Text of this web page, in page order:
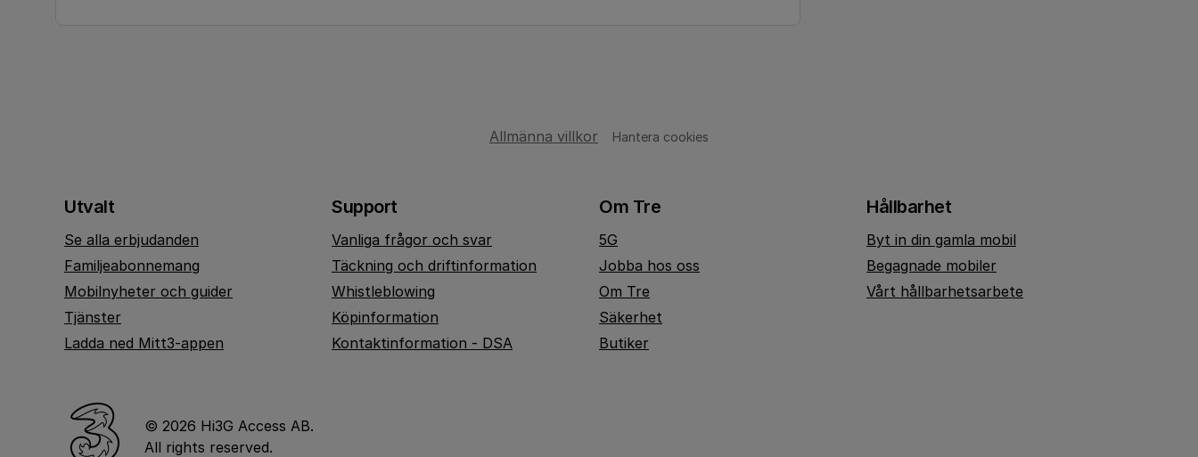
Allmänna villkor Hantera cookies
Utvalt
Se alla erbjudanden
Familjeabonnemang
Mobilnyheter och guider
Tjänster
Ladda ned Mitt3-appen
Support
Vanliga frågor och svar
Täckning och driftinformation
Whistleblowing
Köpinformation
Kontaktinformation - DSA
Om Tre
5G
Jobba hos oss
Om Tre
Säkerhet
Butiker
Hållbarhet
Byt in din gamla mobil
Begagnade mobiler
Vårt hållbarhetsarbete
© 2026 Hi3G Access AB.
All rights reserved.